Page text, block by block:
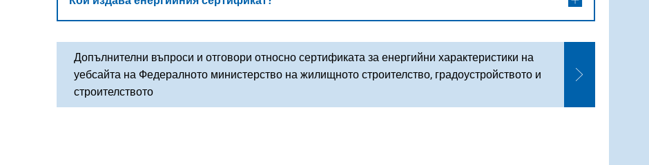
Допълнителни въпроси и отговори относно сертификата за енергийни характеристики на
уебсайта на Федералното министерство на жилищното строителство, градоустройството и
строителството